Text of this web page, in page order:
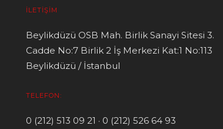
İLETIŞIM
Beylikdüzü OSB Mah. Birlik Sanayi Sitesi 3.
Cadde No:7 Birlik 2 İş Merkezi Kat:1 No:113
Beylikdüzü / İstanbul
TELEFON:
0 (212) 513 09 21 · 0 (212) 526 64 93